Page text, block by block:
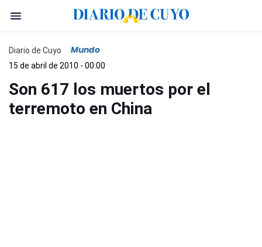
Diario de Cuyo Mundo
15 de abril de 2010 - 00:00
Son 617 los muertos por el
terremoto en China